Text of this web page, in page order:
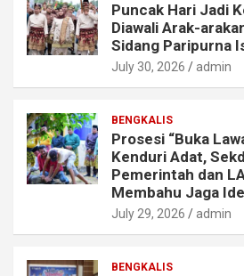
Puncak Hari Jadi
Diawali Arak-
Sidang Paripurna
July 30, 2026 admin
BENGKALIS
Prosesi “Buka
Kenduri Adat,
Pemerintah dan
Membahu Jaga
July 29, 2026 admin
BENGKALIS